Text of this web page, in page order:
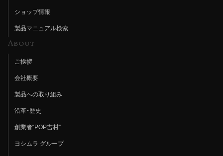
ショップ情報
製品マニュアル検索
About
ご挨拶
会社概要
製品への取り組み
沿革・歴史
創業者“POP吉村”
ヨシムラ グループ